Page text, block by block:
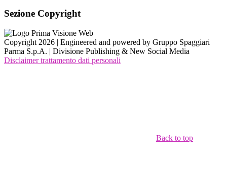
Sezione Copyright
Copyright 2026 | Engineered and powered by Gruppo Spaggiari
Parma S.p.A. | Divisione Publishing & New Social Media
Disclaimer trattamento dati personali
Back to top